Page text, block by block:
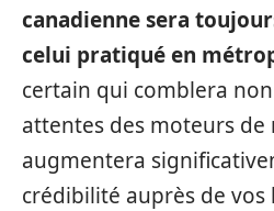
canadienne sera
celui pratiqué en
certain qui comblera
attentes des moteurs de
augmentera
crédibilité auprès de vos